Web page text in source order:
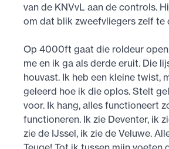
van de KNVvL aan de controls.
om dat blik zweefvliegers zelf te
Op 4000ft gaat die roldeur
me en ik ga als derde eruit. Die
houvast. Ik heb een kleine twist,
geleerd hoe ik die oplos. Stelt
voor. Ik hang, alles functioneert
functioneren. Ik zie Deventer, ik
zie de IJssel, ik zie de Veluwe.